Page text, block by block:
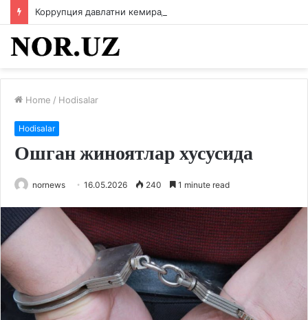
Коррупция давлатни кемиради
Home / Hodisalar
Hodisalar
Ошган жиноятлар хусусида
nornews 16.05.2026 240 1 minute read